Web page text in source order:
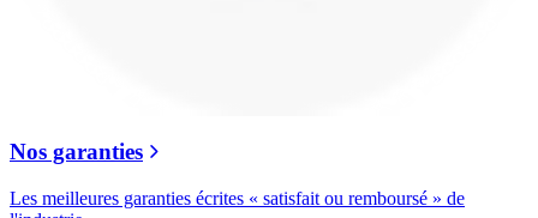
Nos garanties
Les meilleures garanties écrites « satisfait ou remboursé » de